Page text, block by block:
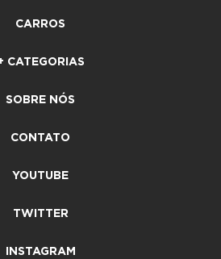
CARROS
CATEGORIAS
SOBRE NÓS
CONTATO
YOUTUBE
TWITTER
INSTAGRAM